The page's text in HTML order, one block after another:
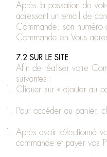
Après la passation de
adressant un email de
Commande, son numéro
Commande en Vous
7.2 SUR LE SITE
Afin de réaliser votre
suivantes :
Cliquer sur « ajouter au
Pour accéder au panier,
Après avoir sélectionné
commande et payer vos